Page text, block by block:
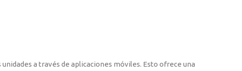
a través de aplicaciones móviles. Esto ofrece una